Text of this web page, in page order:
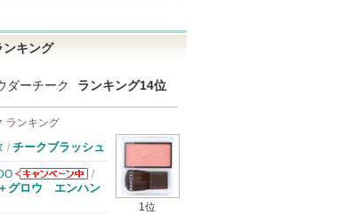
ンキング
ダーチーク ランキング14位
ランキング
1位
/ チークブラッシュ
SHISEIDOから
/
グロウ エンハン